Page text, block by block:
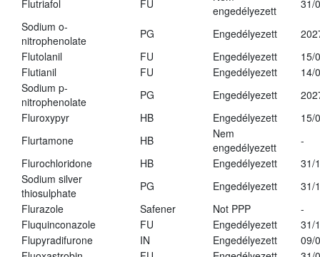
Flutriafol
FU
engedélyezett
31/
Sodium o-
nitrophenolate
PG Engedélyezett
Flutolanil
FU Engedélyezett
15/
Flutianil
FU Engedélyezett
14/
Sodium p-
nitrophenolate
PG Engedélyezett
Fluroxypyr
HB Engedélyezett
15/
Flurtamone
HB
Nem
engedélyezett
-
Flurochloridone
HB Engedélyezett
31/
Sodium silver
thiosulphate
PG Engedélyezett
31/
Flurazole
Safener Not PPP
-
Fluquinconazole
FU Engedélyezett
31/
Flupyradifurone
IN Engedélyezett
09/